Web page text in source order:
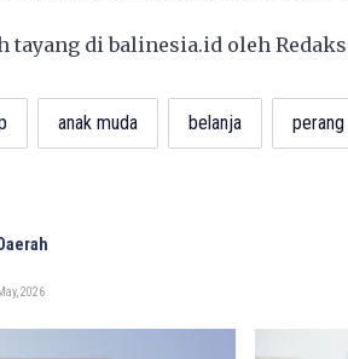
tayang dibalinesia.id oleh
anak muda belanja perang
2026